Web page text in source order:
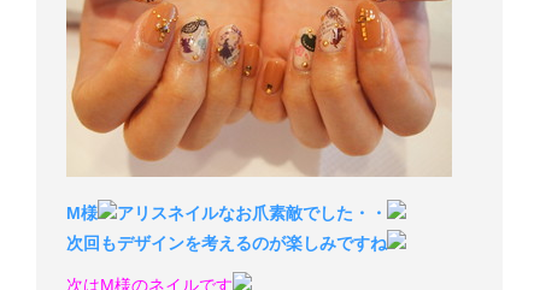
M様
アリスネイルなお爪素敵でした・・
次回もデザインを考えるのが楽しみですね
次はM様のネイルです